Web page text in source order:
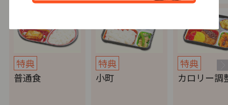
特典
普通食
特典
小町
特典
カロリー調